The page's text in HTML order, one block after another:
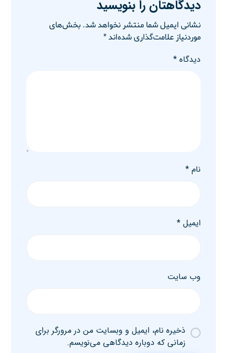
دیدگاهتان را بنویسید
نشانی ایمیل شما منتشر نخواهد شد. بخش‌های
موردنیاز علامت‌گذاری شده‌اند*
دیدگاه*
نام*
ایمیل*
وب‌ سایت
ذخیره نام، ایمیل و وبسایت من در مرورگر برای
زمانی که دوباره دیدگاهی می‌نویسم.